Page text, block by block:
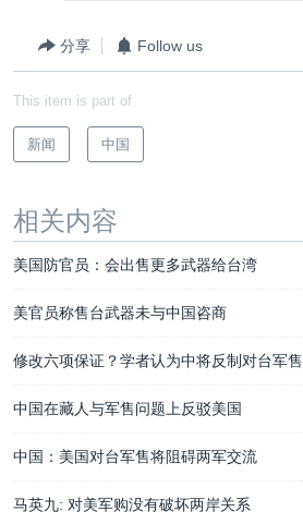
分享 Follow us
This item is part of
新闻 中国
相关内容
美国防官员：会出售更多武器给台湾
美官员称售台武器未与中国咨商
修改六项保证？学者认为中将反制对台军售
中国在藏人与军售问题上反驳美国
中国：美国对台军售将阻碍两军交流
马英九: 对美军购没有破坏两岸关系